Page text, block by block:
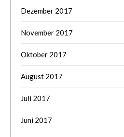
Dezember 2017
November 2017
Oktober 2017
August 2017
Juli 2017
Juni 2017